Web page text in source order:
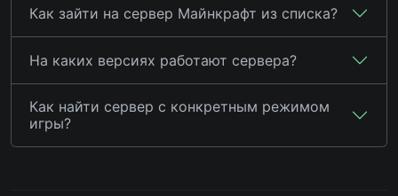
Как зайти на сервер Майнкрафт из списка?
На каких версиях работают сервера?
Как найти сервер с конкретным режимом
игры?